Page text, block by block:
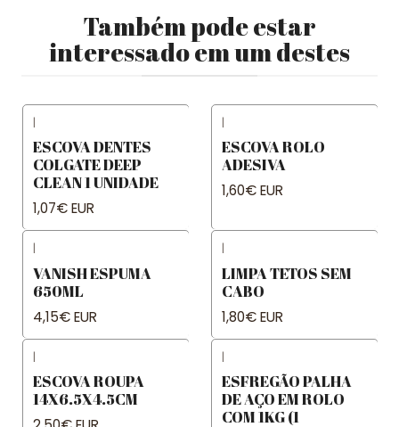
Também pode estar
interessado em um destes
|
ESCOVA DENTES
COLGATE DEEP
CLEAN 1 UNIDADE
1,07€ EUR
|
ESCOVA ROLO
ADESIVA
1,60€ EUR
|
VANISH ESPUMA
650ML
4,15€ EUR
|
LIMPA TETOS SEM
CABO
1,80€ EUR
|
ESCOVA ROUPA
14X6.5X4.5CM
|
ESFREGÃO PALHA
DE AÇO EM ROLO
COM 1KG (1